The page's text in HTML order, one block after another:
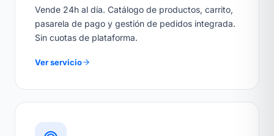
Vende 24h al día. Catálogo de productos, carrito,
pasarela de pago y gestión de pedidos integrada.
Sin cuotas de plataforma.
Ver servicio